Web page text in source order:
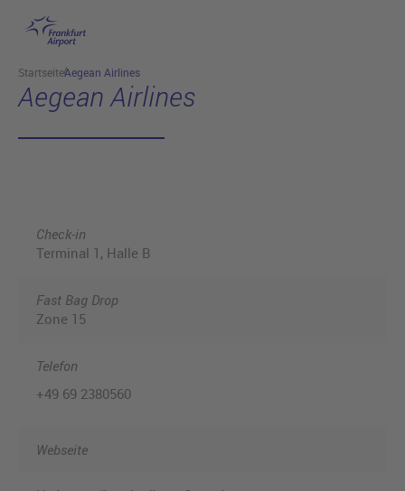
Hauptinhalt anspringen
StartseiteAegean Airlines
Aegean Airlines
Check-in
Terminal 1 , Halle B
Fast Bag Drop
Zone 15
Telefon
+49 69 2380560
Webseite